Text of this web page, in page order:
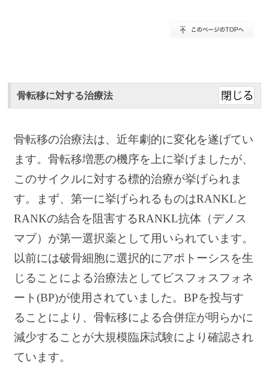
骨転移に対する治療法
骨転移の治療法は、近年劇的に変化を遂げてい
ます。骨転移増悪の機序を上に挙げましたが、
このサイクルに対する標的治療が挙げられま
す。まず、第一に挙げられるものはRANKLと
RANKの結合を阻害するRANKL抗体（デノス
マブ）が第一選択薬として用いられています。
以前には破骨細胞に選択的にアポトーシスを生
じることによる治療法としてビスフォスフォネ
ート(BP)が使用されていました。BPを投与す
ることにより、骨転移による合併症が明らかに
減少することが大規模臨床試験により確認され
ています。